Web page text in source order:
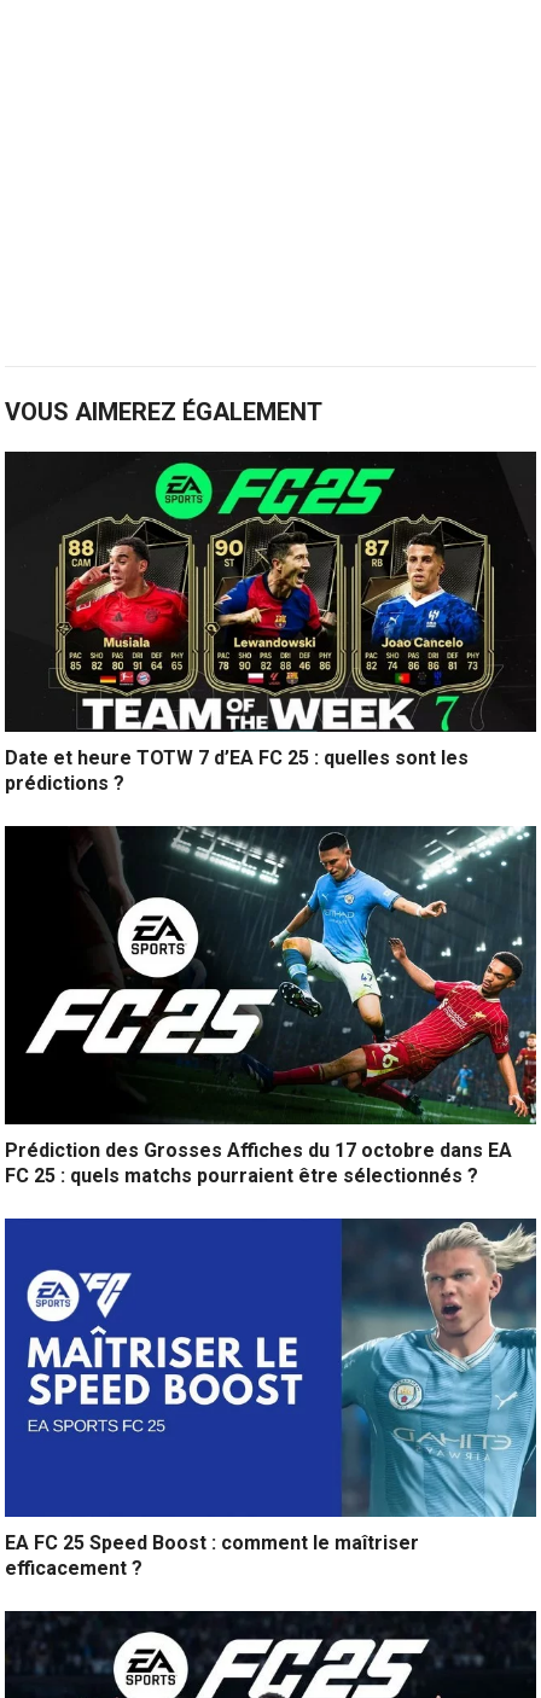
VOUS AIMEREZ ÉGALEMENT
Date et heure TOTW 7 d’EA FC 25 : quelles sont les
prédictions ?
Prédiction des Grosses Affiches du 17 octobre dans EA
FC 25 : quels matchs pourraient être sélectionnés ?
EA FC 25 Speed Boost : comment le maîtriser
efficacement ?